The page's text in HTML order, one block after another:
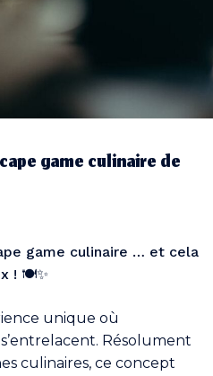
game culinaire de
game culinaire … et cela
! 🍽️✨
unique où
Résolument
culinaires, ce concept